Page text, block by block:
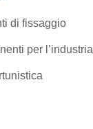
di fissaggio
per l’industria